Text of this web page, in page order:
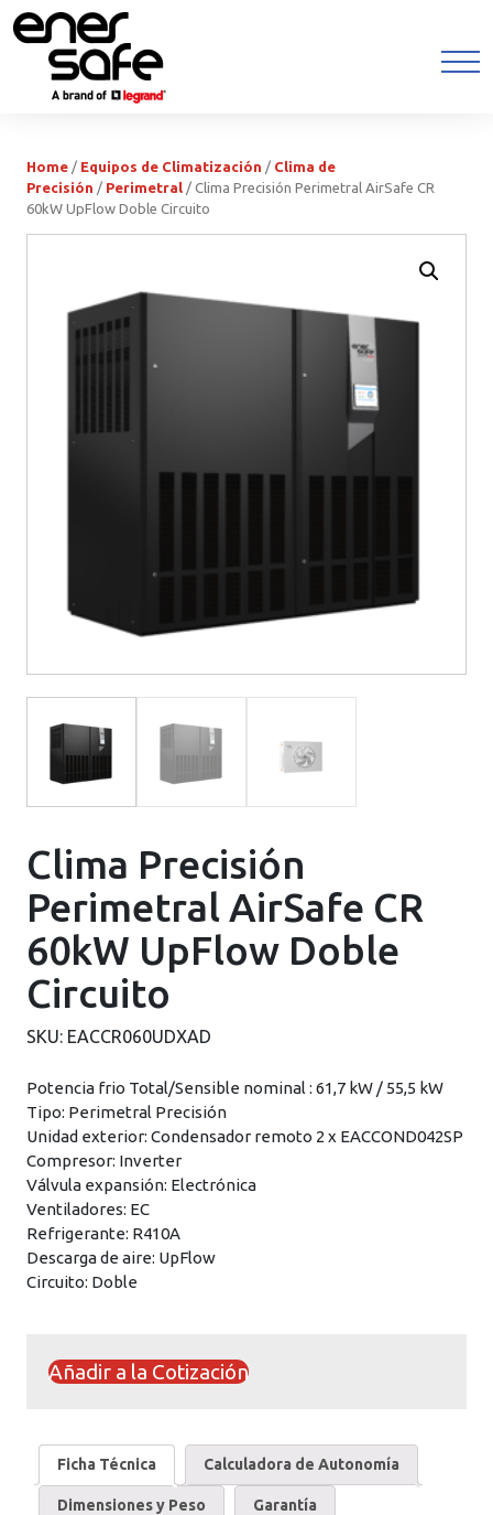
Home / Equipos de Climatización / Clima de
Precisión / Perimetral / Clima Precisión Perimetral AirSafe CR
60kW UpFlow Doble Circuito
Clima Precisión
Perimetral AirSafe CR
60kW UpFlow Doble
Circuito
SKU: EACCR060UDXAD
Potencia frio Total/Sensible nominal : 61,7 kW / 55,5 kW
Tipo: Perimetral Precisión
Unidad exterior: Condensador remoto 2 x EACCOND042SP
Compresor: Inverter
Válvula expansión: Electrónica
Ventiladores: EC
Refrigerante: R410A
Descarga de aire: UpFlow
Circuito: Doble
Añadir a la Cotización
Ficha Técnica Calculadora de Autonomía
Dimensiones y Peso Garantía